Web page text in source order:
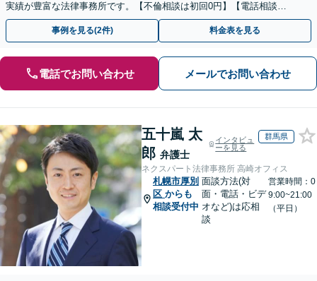
実績が豊富な法律事務所です。【不倫相談は初回0円】【電話相談で
ご契約まで対応可/来所不要】
事例を見る(2件) 料金表を見る
電話でお問い合わせ メールでお問い合わせ
五十嵐 太
郎 弁護士
インタビュ
ーを見る
群馬県
ネクスパート法律事務所 高崎オフィス
札幌市厚別
区 からも
相談受付中
面談方法(対
面・電話・ビデ
オなど)は応相
談
営業時間：0
9:00~21:00
（平日）